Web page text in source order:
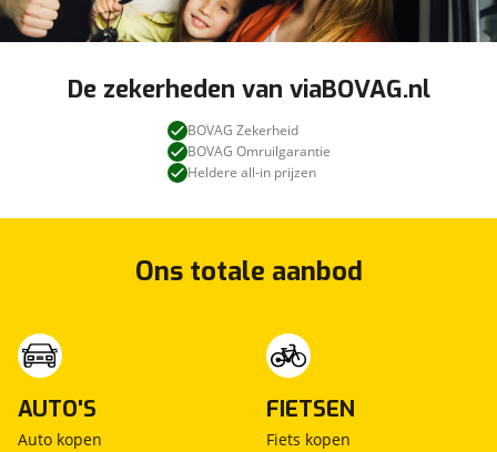
De zekerheden van viaBOVAG.nl
BOVAG Zekerheid
BOVAG Omruilgarantie
Heldere all-in prijzen
Ons totale aanbod
AUTO'S
Auto kopen
FIETSEN
Fiets kopen